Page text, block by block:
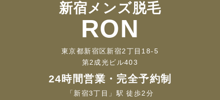
新宿メンズ脱毛
RON
東京都新宿区新宿2丁目18-5
第2成光ビル403
24時間営業・完全予約制
「新宿3丁目」駅 徒歩2分